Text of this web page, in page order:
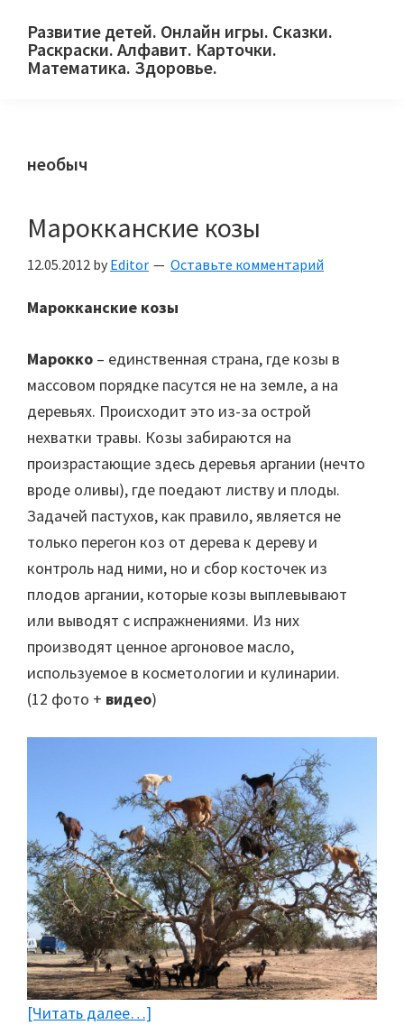
primary
main
primary
Развитие детей. Онлайн игры. Сказки.
Раскраски. Алфавит. Карточки.
Математика. Здоровье.
и
родителей.
необыч
Марокканские козы
12.05.2012 by Editor Оставьте комментарий
Марокканские козы
Марокко – единственная страна, где козы в
массовом порядке пасутся не на земле, а на
деревьях. Происходит это из-за острой
нехватки травы. Козы забираются на
произрастающие здесь деревья аргании (нечто
вроде оливы), где поедают листву и плоды.
Задачей пастухов, как правило, является не
только перегон коз от дерева к дереву и
контроль над ними, но и сбор косточек из
плодов аргании, которые козы выплевывают
или выводят с испражнениями. Из них
производят ценное аргоновое масло,
используемое в косметологии и кулинарии.
(12 фото + видео)
[Читать далее…]